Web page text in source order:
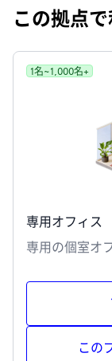
この拠点
1名~1,000名+
専用オフィス
専用の個室オ
この